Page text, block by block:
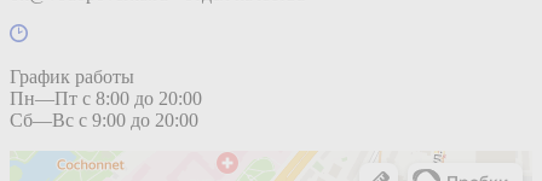
График работы
Пн—Пт с 8:00 до 20:00
Сб—Вс с 9:00 до 20:00